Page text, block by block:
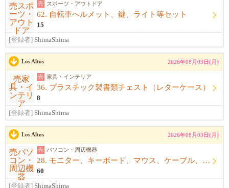
売 スポーツ・アウトドア
62. 自転車ヘルメット、鍵、ライト等セット
15
[登録者] ShimaShima
Los Altos 2026年08月03日(月)
売 家具・インテリア
36. プラスチック製書類チェスト（レターケース）
8
[登録者] ShimaShima
Los Altos 2026年08月03日(月)
売 パソコン・周辺機器
28. モニター、キーボード、マウス、ケーブル、アームレスト一式
60
[登録者] ShimaShima